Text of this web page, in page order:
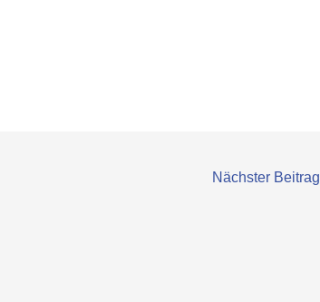
Nächster Beitrag